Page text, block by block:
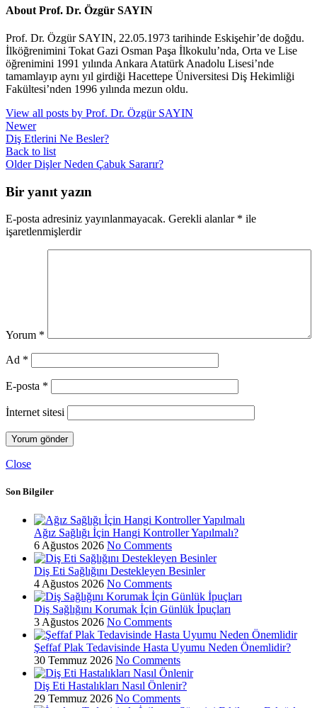
About Prof. Dr. Özgür SAYIN
Prof. Dr. Özgür SAYIN, 22.05.1973 tarihinde Eskişehir’de doğdu.
İlköğrenimini Tokat Gazi Osman Paşa İlkokulu’nda, Orta ve Lise
öğrenimini 1991 yılında Ankara Atatürk Anadolu Lisesi’nde
tamamlayıp aynı yıl girdiği Hacettepe Üniversitesi Diş Hekimliği
Fakültesi’nden 1996 yılında mezun oldu.
View all posts by Prof. Dr. Özgür SAYIN
Newer
Diş Etlerini Ne Besler?
Back to list
Older Dişler Neden Çabuk Sararır?
Bir yanıt yazın
E-posta adresiniz yayınlanmayacak. Gerekli alanlar * ile
işaretlenmişlerdir
Yorum *
Ad *
E-posta *
İnternet sitesi
Close
Son Bilgiler
Ağız Sağlığı İçin Hangi Kontroller Yapılmalı?
6 Ağustos 2026 No Comments
Diş Eti Sağlığını Destekleyen Besinler
4 Ağustos 2026 No Comments
Diş Sağlığını Korumak İçin Günlük İpuçları
3 Ağustos 2026 No Comments
Şeffaf Plak Tedavisinde Hasta Uyumu Neden Önemlidir?
30 Temmuz 2026 No Comments
Diş Eti Hastalıkları Nasıl Önlenir?
29 Temmuz 2026 No Comments